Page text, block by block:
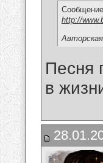
http://
Песня
в